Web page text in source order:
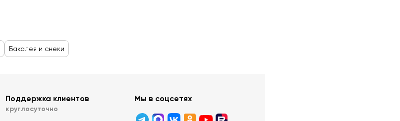
Бакалея и снеки
Поддержка клиентов
круглосуточно
Мы в соцсетях